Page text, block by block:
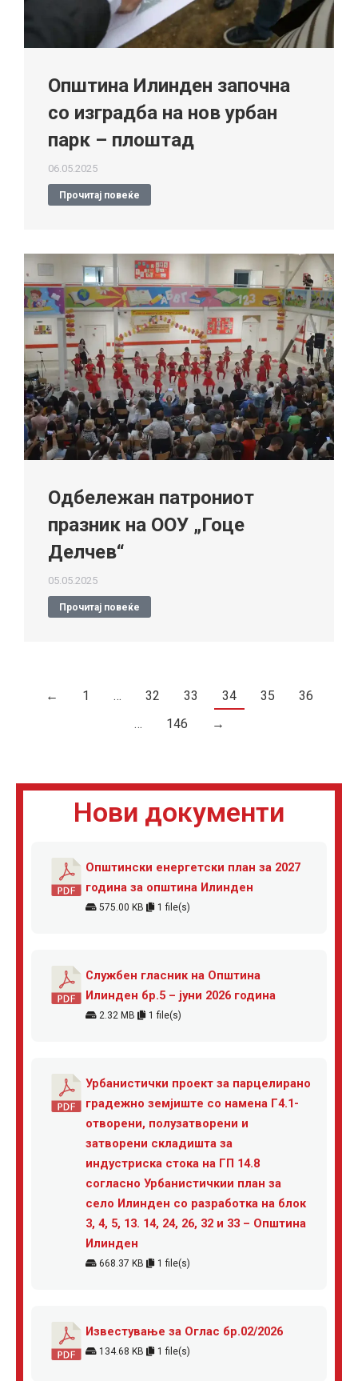
Општина Илинден започна
со изградба на нов урбан
парк – плоштад
06.05.2025
Прочитај повеќе
Одбележан патрониот
празник на ООУ „Гоце
Делчев“
05.05.2025
Прочитај повеќе
← 1 … 32 33 34 35
36
…
146 →
Нови документи
Општински енергетски план за 2027
година за општина Илинден
575.00 KB 1 file(s)
Службен гласник на Општина
Илинден бр.5 – јуни 2026 година
2.32 MB 1 file(s)
Урбанистички проект за парцелирано
градежно земјиште со намена Г4.1-
отворени, полузатворени и
затворени складишта за
индустриска стока на ГП 14.8
согласно Урбанистичкии план за
село Илинден со разработка на блок
3, 4, 5, 13. 14, 24, 26, 32 и 33 – Општина
Илинден
668.37 KB 1 file(s)
Известување за Оглас бр.02/2026
134.68 KB 1 file(s)